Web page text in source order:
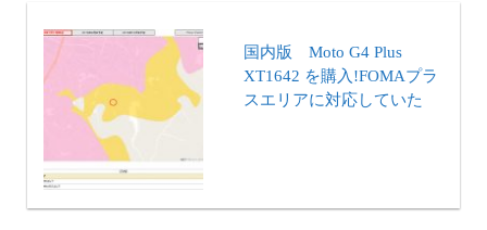
国内版 Moto G4 Plus
XT1642 を購入!FOMAプラ
スエリアに対応していた